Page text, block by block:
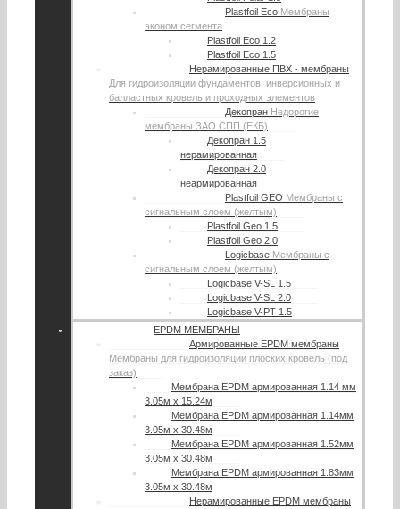
Plastfoil Eco Мембраны
эконом сегмента
Plastfoil Eco 1.2
Plastfoil Eco 1.5
Нерамированные ПВХ - мембраны
Для гидроизоляции фундаментов, инверсионных и
балластных кровель и проходных элементов
Декопран Недорогие
мембраны ЗАО СПП (ЕКБ)
Декопран 1.5
нерамированная
Декопран 2.0
неармированная
Plastfoil GEO Мембраны с
сигнальным слоем (желтым)
Plastfoil Geo 1.5
Plastfoil Geo 2.0
Logicbase Мембраны с
сигнальным слоем (желтым)
Logicbase V-SL 1.5
Logicbase V-SL 2.0
Logicbase V-PT 1.5
EPDM МЕМБРАНЫ
Армированные EPDM мембраны
Мембраны для гидроизоляции плоских кровель (под
заказ)
Мембрана EPDM армированная 1.14 мм
3.05м х 15.24м
Мембрана EPDM армированная 1.14мм
3.05м х 30.48м
Мембрана EPDM армированная 1.52мм
3.05м х 30.48м
Мембрана EPDM армированная 1.83мм
3.05м х 30.48м
Нерамированные EPDM мембраны